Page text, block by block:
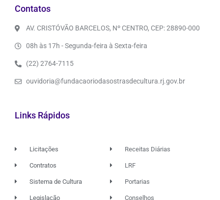
Contatos
AV. CRISTÓVÃO BARCELOS, Nº CENTRO, CEP: 28890-000
08h às 17h - Segunda-feira à Sexta-feira
(22) 2764-7115
ouvidoria@fundacaoriodasostrasdecultura.rj.gov.br
Links Rápidos
Licitações
Contratos
Sistema de Cultura
Legislação
Receitas Diárias
LRF
Portarias
Conselhos